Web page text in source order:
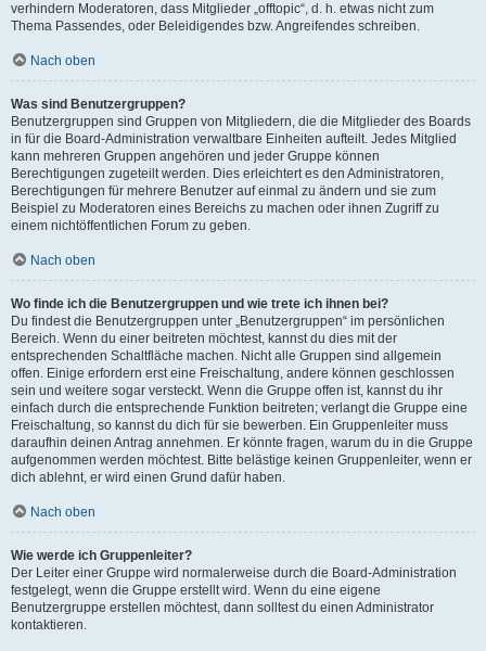
verhindern Moderatoren, dass Mitglieder „offtopic“, d. h. etwas nicht zum
Thema Passendes, oder Beleidigendes bzw. Angreifendes schreiben.
Nach oben
Was sind Benutzergruppen?
Benutzergruppen sind Gruppen von Mitgliedern, die die Mitglieder des Boards
in für die Board-Administration verwaltbare Einheiten aufteilt. Jedes Mitglied
kann mehreren Gruppen angehören und jeder Gruppe können
Berechtigungen zugeteilt werden. Dies erleichtert es den Administratoren,
Berechtigungen für mehrere Benutzer auf einmal zu ändern und sie zum
Beispiel zu Moderatoren eines Bereichs zu machen oder ihnen Zugriff zu
einem nichtöffentlichen Forum zu geben.
Nach oben
Wo finde ich die Benutzergruppen und wie trete ich ihnen bei?
Du findest die Benutzergruppen unter „Benutzergruppen“ im persönlichen
Bereich. Wenn du einer beitreten möchtest, kannst du dies mit der
entsprechenden Schaltfläche machen. Nicht alle Gruppen sind allgemein
offen. Einige erfordern erst eine Freischaltung, andere können geschlossen
sein und weitere sogar versteckt. Wenn die Gruppe offen ist, kannst du ihr
einfach durch die entsprechende Funktion beitreten; verlangt die Gruppe eine
Freischaltung, so kannst du dich für sie bewerben. Ein Gruppenleiter muss
daraufhin deinen Antrag annehmen. Er könnte fragen, warum du in die Gruppe
aufgenommen werden möchtest. Bitte belästige keinen Gruppenleiter, wenn er
dich ablehnt, er wird einen Grund dafür haben.
Nach oben
Wie werde ich Gruppenleiter?
Der Leiter einer Gruppe wird normalerweise durch die Board-Administration
festgelegt, wenn die Gruppe erstellt wird. Wenn du eine eigene
Benutzergruppe erstellen möchtest, dann solltest du einen Administrator
kontaktieren.